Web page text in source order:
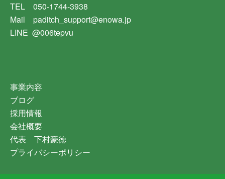
TEL 050-1744-3938
Mail paditch_support@enowa.jp
LINE @006tepvu
事業内容
ブログ
採用情報
会社概要
代表 下村豪徳
プライバシーポリシー